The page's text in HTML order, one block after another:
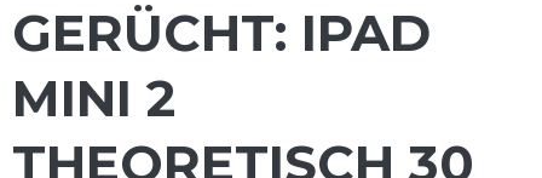
GERÜCHT: IPAD
MINI 2
THEORETISCH 30